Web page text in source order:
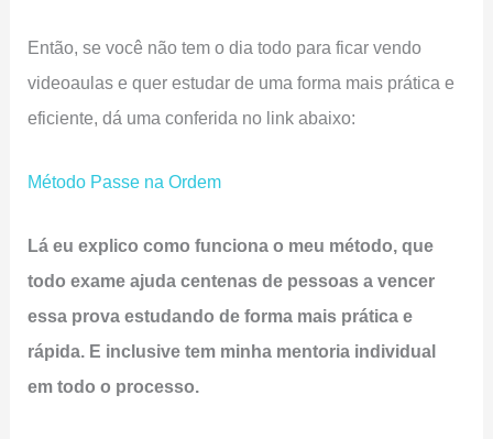
Então, se você não tem o dia todo para ficar vendo
videoaulas e quer estudar de uma forma mais prática e
eficiente, dá uma conferida no link abaixo:
Método Passe na Ordem
Lá eu explico como funciona o meu método, que
todo exame ajuda centenas de pessoas a vencer
essa prova estudando de forma mais prática e
rápida. E inclusive tem minha mentoria individual
em todo o processo.